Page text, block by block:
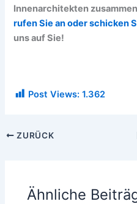
Innenarchitekten
rufen Sie an oder schicken
uns auf Sie!
Post Views: 1.362
ZURÜCK
Ähnliche